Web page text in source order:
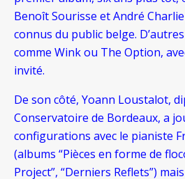
Benoît Sourisse et André
connus du public belge.
comme Wink ou The Option,
invité.
De son côté, Yoann Loustalot,
Conservatoire de Bordeaux, a
configurations avec le pianiste
(albums “Pièces en forme de
Project”, “Derniers Reflets”)